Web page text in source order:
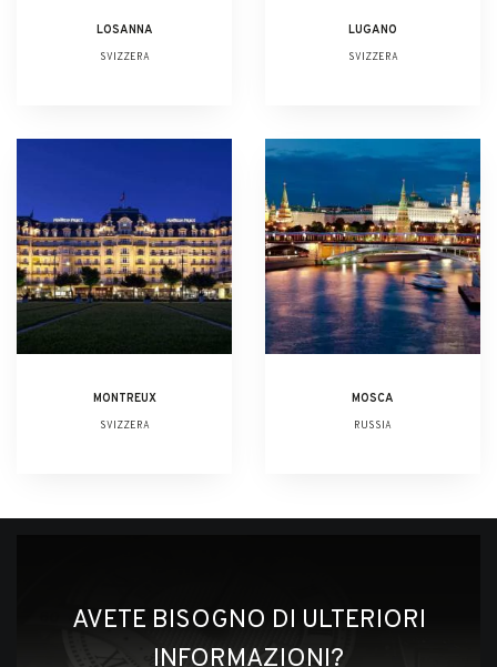
LOSANNA
SVIZZERA
LUGANO
SVIZZERA
MONTREUX
SVIZZERA
MOSCA
RUSSIA
AVETE BISOGNO DI ULTERIORI
INFORMAZIONI?